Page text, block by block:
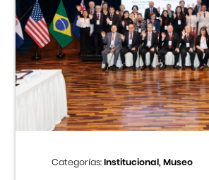
Categorías:Institucional, Museo